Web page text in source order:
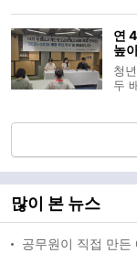
업
연
연
높
청
두
만,
많이 본 뉴스
공무원이 직접 만든